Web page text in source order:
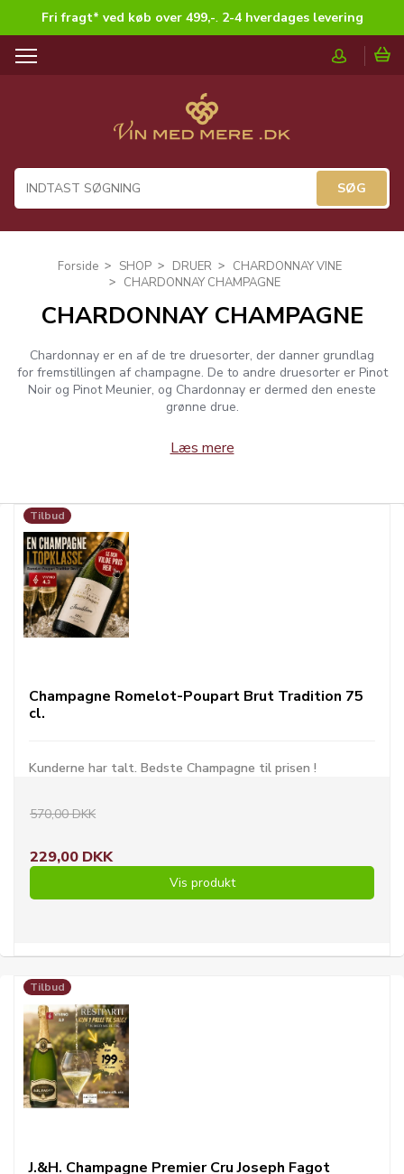
Fri fragt* ved køb over 499,-. 2-4 hverdages levering
T
a
i
n
Forside SHOP DRUER
CHARDONNAY VINE
CHARDONNAY CHAMPAGNE
CHARDONNAY CHAMPAGNE
Chardonnay er en af de tre druesorter, der danner grundlag
for fremstillingen af champagne. De to andre druesorter er Pinot
Noir og Pinot Meunier, og Chardonnay er dermed den eneste
grønne drue.
Læs mere
Tilbud
Champagne Romelot-Poupart Brut Tradition 75
cl.
Kunderne har talt. Bedste Champagne til prisen !
570,00 DKK
229,00 DKK
Vis produkt
Tilbud
J.&H. Champagne Premier Cru Joseph Fagot